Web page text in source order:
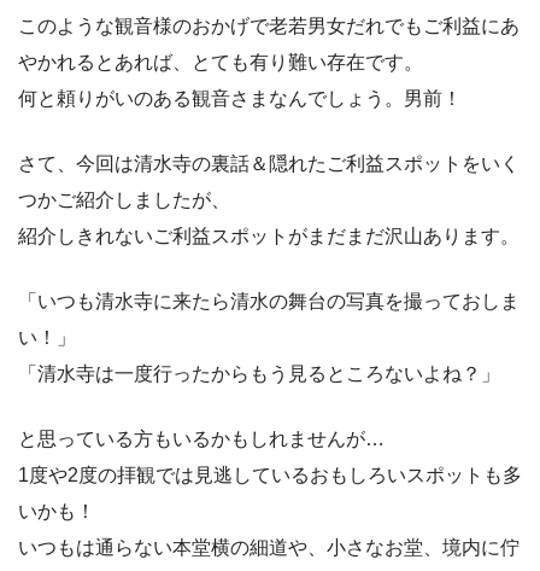
このような観音様のおかげで老若男女だれでもご利益にあ
やかれるとあれば、とても有り難い存在です。
何と頼りがいのある観音さまなんでしょう。男前！
さて、今回は清水寺の裏話＆隠れたご利益スポットをいく
つかご紹介しましたが、
紹介しきれないご利益スポットがまだまだ沢山あります。
「いつも清水寺に来たら清水の舞台の写真を撮っておしま
い！」
「清水寺は一度行ったからもう見るところないよね？」
と思っている方もいるかもしれませんが…
1度や2度の拝観では見逃しているおもしろいスポットも多
いかも！
いつもは通らない本堂横の細道や、小さなお堂、境内に佇